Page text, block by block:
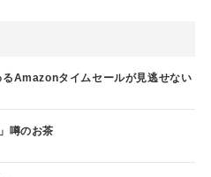
るAmazonタイムセールが見逃せない
噂のお茶